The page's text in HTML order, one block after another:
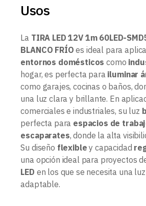
Usos
La TIRA LED 12V 1m 60LED-
BLANCO FRÍO es ideal para
entornos domésticos como
hogar, es perfecta para iluminar
como garajes, cocinas o baños,
una luz clara y brillante. En
comerciales e industriales, su luz
perfecta para espacios de
escaparates, donde la alta
Su diseño flexible y capacidad
una opción ideal para proyectos
LED en los que se necesita una
adaptable.